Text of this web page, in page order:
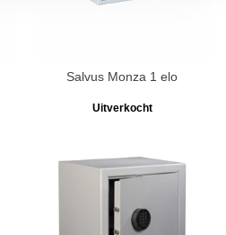
Salvus Monza 1 elo
Uitverkocht